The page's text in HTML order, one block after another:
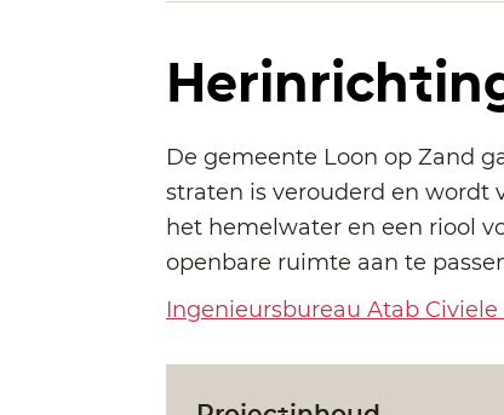
De gemeente Loon op Zand
straten is verouderd en wordt
het hemelwater en een riool
openbare ruimte aan te
Ingenieursbureau Atab Civiele